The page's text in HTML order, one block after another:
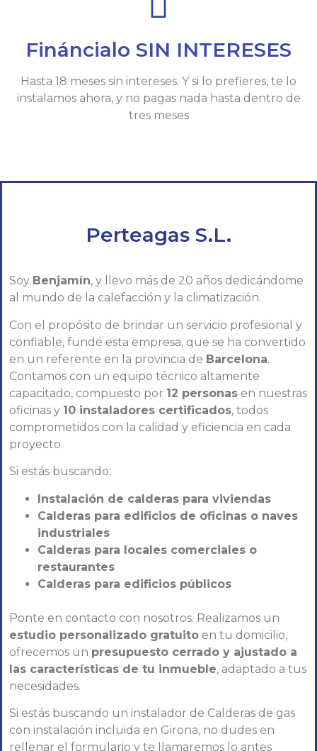
Fináncialo SIN INTERESES
Hasta 18 meses sin intereses. Y si lo prefieres, te lo
instalamos ahora, y no pagas nada hasta dentro de
tres meses
Perteagas S.L.
Soy Benjamín, y llevo más de 20 años dedicándome
al mundo de la calefacción y la climatización.
Con el propósito de brindar un servicio profesional y
confiable, fundé esta empresa, que se ha convertido
en un referente en la provincia de Barcelona.
Contamos con un equipo técnico altamente
capacitado, compuesto por 12 personas en nuestras
oficinas y 10 instaladores certificados, todos
comprometidos con la calidad y eficiencia en cada
proyecto.
Si estás buscando:
Instalación de calderas para viviendas
Calderas para edificios de oficinas o naves
industriales
Calderas para locales comerciales o
restaurantes
Calderas para edificios públicos
Ponte en contacto con nosotros. Realizamos un
estudio personalizado gratuito en tu domicilio,
ofrecemos un presupuesto cerrado y ajustado a
las características de tu inmueble, adaptado a tus
necesidades.
Si estás buscando un instalador de Calderas de gas
con instalación incluida en Girona, no dudes en
rellenar el formulario y te llamaremos lo antes